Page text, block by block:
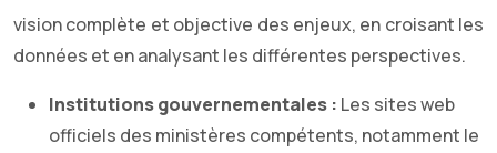
vision complète et objective des enjeux, en croisant les
données et en analysant les différentes perspectives.
Institutions gouvernementales : Les sites web
officiels des ministères compétents, notamment le